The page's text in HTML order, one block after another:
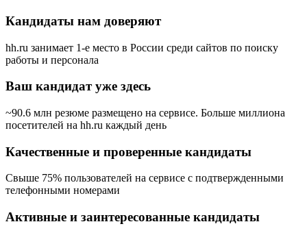
Кандидаты нам доверяют
hh.ru занимает 1-е место в России среди сайтов по поиску
работы и персонала
Ваш кандидат уже здесь
~90.6 млн резюме размещено на сервисе. Больше миллиона
посетителей на hh.ru каждый день
Качественные и проверенные кандидаты
Свыше 75% пользователей на сервисе с подтвержденными
телефонными номерами
Активные и заинтересованные кандидаты